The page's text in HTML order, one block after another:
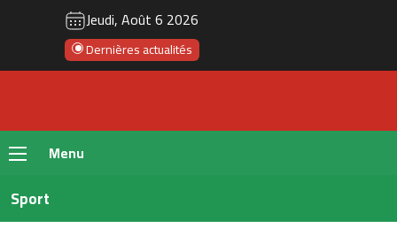
Jeudi, Août 6 2026
Dernières actualités
Menu
Sport